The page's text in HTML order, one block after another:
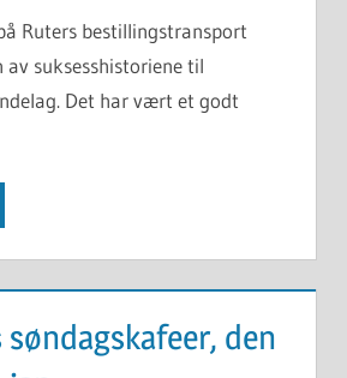
Ruters bestillingstransport
av suksesshistoriene til
Det har vært et godt
den